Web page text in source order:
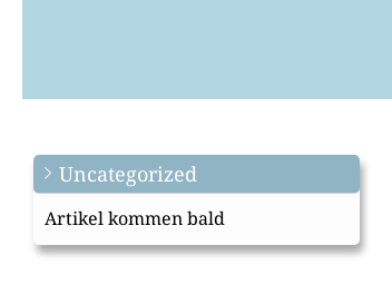
Uncategorized
Artikel kommen bald